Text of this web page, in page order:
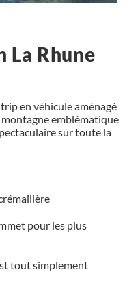
La Rhune
en véhicule aménagé
emblématique
sur toute la
pour les plus
tout simplement